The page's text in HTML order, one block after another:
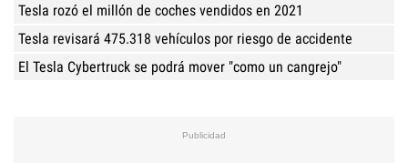
Tesla rozó el millón de coches vendidos en 2021
Tesla revisará 475.318 vehículos por riesgo de accidente
El Tesla Cybertruck se podrá mover "como un cangrejo"